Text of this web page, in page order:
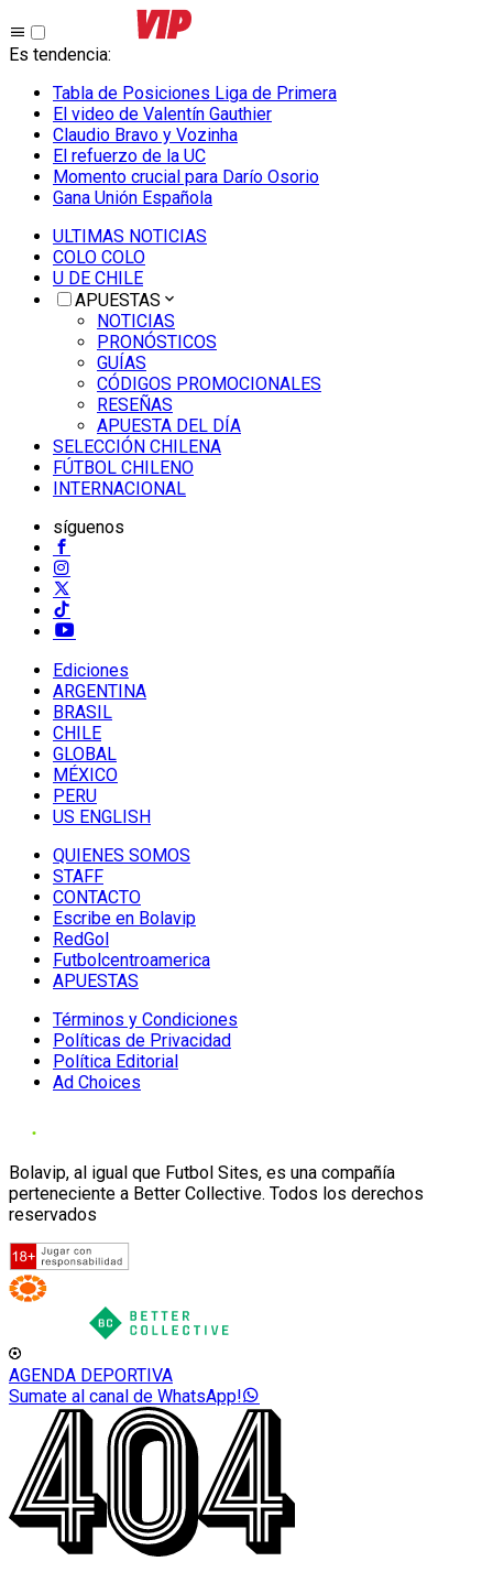
Es tendencia:
Tabla de Posiciones Liga de Primera
El video de Valentín Gauthier
Claudio Bravo y Vozinha
El refuerzo de la UC
Momento crucial para Darío Osorio
Gana Unión Española
ULTIMAS NOTICIAS
COLO COLO
U DE CHILE
APUESTAS
NOTICIAS
PRONÓSTICOS
GUÍAS
CÓDIGOS PROMOCIONALES
RESEÑAS
APUESTA DEL DÍA
SELECCIÓN CHILENA
FÚTBOL CHILENO
INTERNACIONAL
síguenos
Ediciones
ARGENTINA
BRASIL
CHILE
GLOBAL
MÉXICO
PERU
US ENGLISH
QUIENES SOMOS
STAFF
CONTACTO
Escribe en Bolavip
RedGol
Futbolcentroamerica
APUESTAS
Términos y Condiciones
Políticas de Privacidad
Política Editorial
Ad Choices
Bolavip, al igual que Futbol Sites, es una compañía
perteneciente a Better Collective. Todos los derechos
reservados
AGENDA DEPORTIVA
Sumate al canal de WhatsApp!